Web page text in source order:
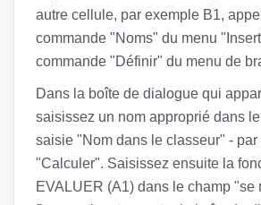
autre cellule, par exemple B1,
commande "Noms" du menu
commande "Définir" du menu de
Dans la boîte de dialogue qui
saisissez un nom approprié dans
saisie "Nom dans le classeur" -
"Calculer". Saisissez ensuite la
EVALUER (A1) dans le champ "se